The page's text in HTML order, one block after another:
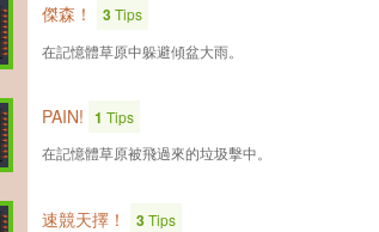
傑森！ 3Tips
在記憶體草原中躲避傾盆大雨。
PAIN! 1 Tips
在記憶體草原被飛過來的垃圾擊中。
速競天擇！ 3Tips